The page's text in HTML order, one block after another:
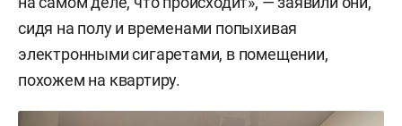
сидя на полу и временами попыхивая
электронными сигаретами, в помещении,
похожем на квартиру.